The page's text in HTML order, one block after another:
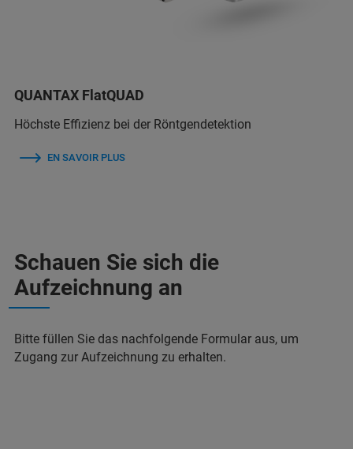
QUANTAX FlatQUAD
Höchste Effizienz bei der Röntgendetektion
EN SAVOIR PLUS
Schauen Sie sich die
Aufzeichnung an
Bitte füllen Sie das nachfolgende Formular aus, um
Zugang zur Aufzeichnung zu erhalten.